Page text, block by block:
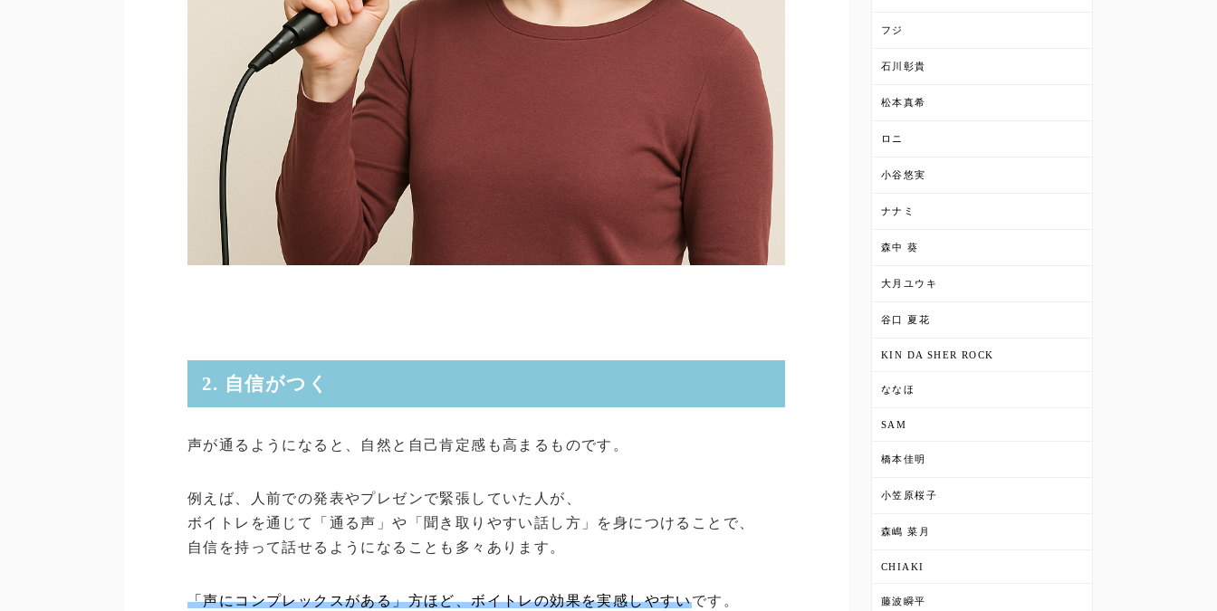
2. 自信がつく
声が通るようになると、自然と自己肯定感も高まるものです。
例えば、人前での発表やプレゼンで緊張していた人が、
ボイトレを通じて「通る声」や「聞き取りやすい話し方」を身につけることで、
自信を持って話せるようになることも多々あります。
「声にコンプレックスがある」方ほど、ボイトレの効果を実感しやすいです。
フジ
石川彰貴
松本真希
ロニ
小谷悠実
ナナミ
森中 葵
大月ユウキ
谷口 夏花
KIN DA SHER ROCK
ななほ
SAM
橋本佳明
小笠原桜子
森嶋 菜月
CHIAKI
藤波瞬平